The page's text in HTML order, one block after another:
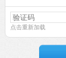
点击重新加载